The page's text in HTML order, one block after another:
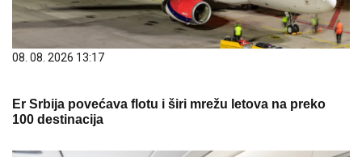
08. 08. 2026 13:17
Er Srbija povećava flotu i širi mrežu letova na preko
100 destinacija